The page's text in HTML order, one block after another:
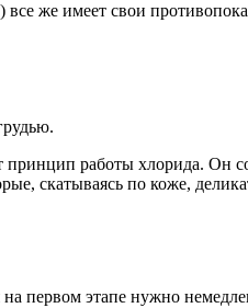
же имеет свои
работы хлорида. Он
скатываясь по коже,
первом этапе нужно